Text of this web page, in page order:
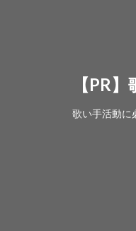
【PR
歌い手活動に